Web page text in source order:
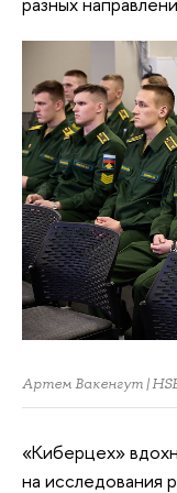
Артем Вакенгут |
«Киберцех»
на исследования